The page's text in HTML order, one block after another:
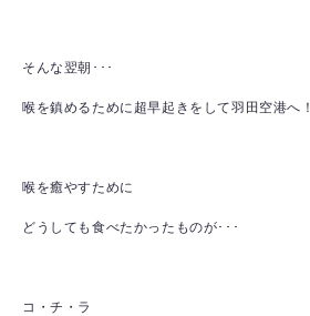
そんな翌朝･･･
喉を鎮めるために超早起きをして羽田空港へ！
喉を癒やすために
どうしても食べたかったものが･･･
コ・チ・ラ